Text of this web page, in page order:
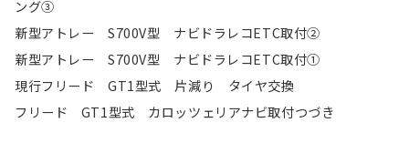
ング③
新型アトレー S700V型 ナビドラレコETC取付②
新型アトレー S700V型 ナビドラレコETC取付①
現行フリード GT1型式 片減り タイヤ交換
フリード GT1型式 カロッツェリアナビ取付つづき